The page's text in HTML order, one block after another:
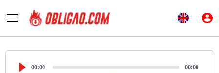
00:00 00:00